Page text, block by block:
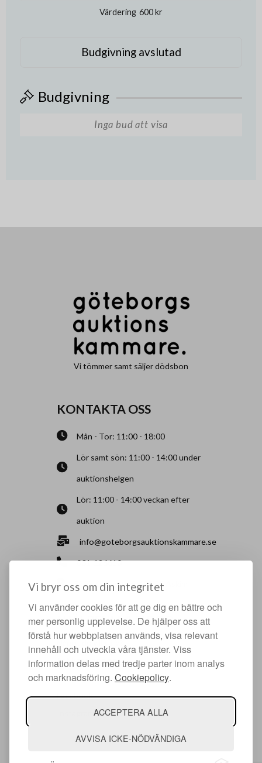
Vi bryr oss om din integritet
Vi använder cookies för att ge dig en bättre och
mer personlig upplevelse. De hjälper oss att
förstå hur webbplatsen används, visa relevant
innehåll och utveckla våra tjänster. Viss
information delas med tredje parter inom analys
och marknadsföring. Cookiepolicy.
ACCEPTERA ALLA
AVVISA ICKE-NÖDVÄNDIGA
Värdering 600 kr
Budgivning avslutad
Budgivning
Inga bud att visa
Vi tömmer samt säljer dödsbon
KONTAKTA OSS
Mån - Tor: 11:00 - 18:00
Lör samt sön: 11:00 - 14:00 under
auktionshelgen
Lör: 11:00 - 14:00 veckan efter
auktion
info@goteborgsauktionskammare.se
031-126610
Sisjö Kullegata 6, 436 32 Askim
HJÄLPFULLA SIDOR
Något du vill sälja?
Att köpa hos oss
Om oss
Facebook
Instagram